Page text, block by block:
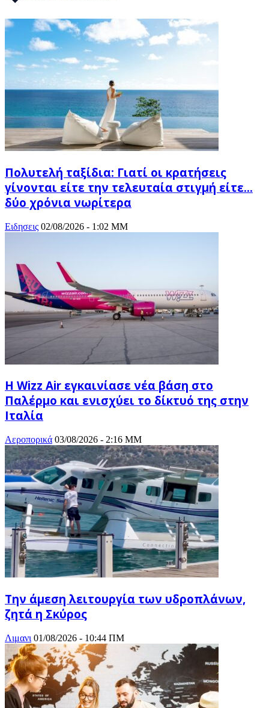
Πολυτελή ταξίδια: Γιατί οι κρατήσεις
γίνονται είτε την τελευταία στιγμή είτε…
δύο χρόνια νωρίτερα
Ειδησεις 02/08/2026 - 1:02 ΜΜ
Η Wizz Air εγκαινίασε νέα βάση στο
Παλέρμο και ενισχύει το δίκτυό της στην
Ιταλία
Αεροπορικά 03/08/2026 - 2:16 ΜΜ
Την άμεση λειτουργία των υδροπλάνων,
ζητά η Σκύρος
Λιμανι 01/08/2026 - 10:44 ΠΜ